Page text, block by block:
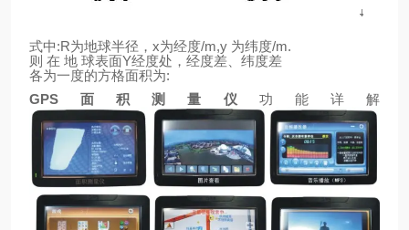
式中:R为地球半径， x为经度/m,y 为纬度/m.
则 在 地 球表面Y经度处，经度差、纬度差
各为一度的方格面积为:
GPS 面积测量仪 功能详解